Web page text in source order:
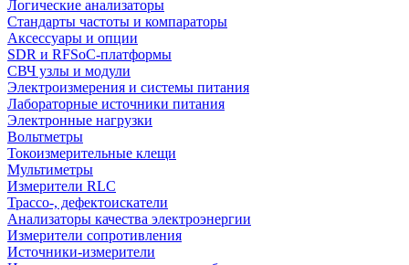
Логические анализаторы
Стандарты частоты и компараторы
Аксессуары и опции
SDR и RFSoC‑платформы
СВЧ узлы и модули
Электроизмерения и системы питания
Лабораторные источники питания
Электронные нагрузки
Вольтметры
Токоизмерительные клещи
Мультиметры
Измерители RLC
Трассо-, дефектоискатели
Анализаторы качества электроэнергии
Измерители сопротивления
Источники-измерители